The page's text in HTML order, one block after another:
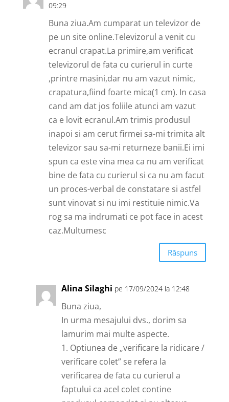
09:29
Buna ziua.Am cumparat un televizor de
pe un site online.Televizorul a venit cu
ecranul crapat.La primire,am verificat
televizorul de fata cu curierul in curte
,printre masini,dar nu am vazut nimic,
crapatura,fiind foarte mica(1 cm). In casa
cand am dat jos foliile atunci am vazut
ca e lovit ecranul.Am trimis produsul
inapoi si am cerut firmei sa-mi trimita alt
televizor sau sa-mi returneze banii.Ei imi
spun ca este vina mea ca nu am verificat
bine de fata cu curierul si ca nu am facut
un proces-verbal de constatare si astfel
sunt vinovat si nu imi restituie nimic.Va
rog sa ma indrumati ce pot face in acest
caz.Multumesc
Răspuns
Alina Silaghi pe 17/09/2024 la 12:48
Buna ziua,
In urma mesajului dvs., dorim sa
lamurim mai multe aspecte.
1. Optiunea de „verificare la ridicare /
verificare colet” se refera la
verificarea de fata cu curierul a
faptului ca acel colet contine